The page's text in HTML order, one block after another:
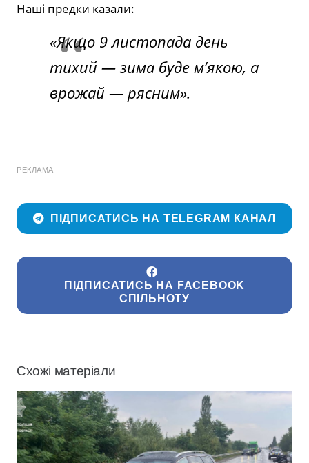
Наші предки казали:
«Якщо 9 листопада день
тихий — зима буде м’якою, а
врожай — рясним».
РЕКЛАМА
ПІДПИСАТИСЬ НА TELEGRAM КАНАЛ
ПІДПИСАТИСЬ НА FACEBOOK
СПІЛЬНОТУ
Схожі матеріали